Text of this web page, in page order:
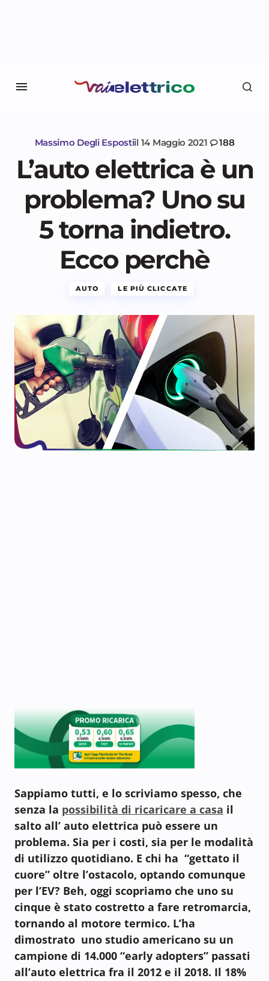
Massimo Degli Espostiil 14 Maggio 2021 188
L’auto elettrica è un
problema? Uno su
5 torna indietro.
Ecco perchè
AUTO LE PIÙ CLICCATE
Sappiamo tutti, e lo scriviamo spesso, che
senza la possibilità di ricaricare a casa il
salto all’ auto elettrica può essere un
problema. Sia per i costi, sia per le modalità
di utilizzo quotidiano. E chi ha “gettato il
cuore” oltre l’ostacolo, optando comunque
per l’EV? Beh, oggi scopriamo che uno su
cinque è stato costretto a fare retromarcia,
tornando al motore termico. L’ha
dimostrato uno studio americano su un
campione di 14.000 “early adopters” passati
all’auto elettrica fra il 2012 e il 2018. Il 18%